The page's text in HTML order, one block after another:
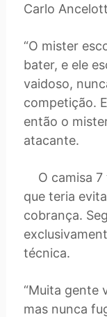
Carlo
“O mister
bater, e ele
vaidoso,
competição.
então o
atacante.
O camisa
que teria
cobrança.
técnica.
“Muita gente
mas nunca